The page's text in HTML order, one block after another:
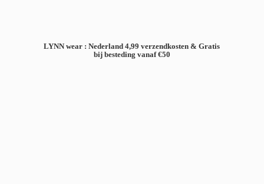
LYNN wear : Nederland 4,99 verzendkosten & Gratis
bij besteding vanaf €50